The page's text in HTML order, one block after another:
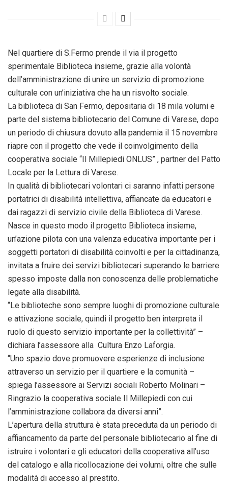
Nel quartiere di S.Fermo prende il via il progetto
sperimentale Biblioteca insieme, grazie alla volontà
dell’amministrazione di unire un servizio di promozione
culturale con un’iniziativa che ha un risvolto sociale.
La biblioteca di San Fermo, depositaria di 18 mila volumi e
parte del sistema bibliotecario del Comune di Varese, dopo
un periodo di chiusura dovuto alla pandemia il 15 novembre
riapre con il progetto che vede il coinvolgimento della
cooperativa sociale “Il Millepiedi ONLUS” , partner del Patto
Locale per la Lettura di Varese.
In qualità di bibliotecari volontari ci saranno infatti persone
portatrici di disabilità intellettiva, affiancate da educatori e
dai ragazzi di servizio civile della Biblioteca di Varese.
Nasce in questo modo il progetto Biblioteca insieme,
un’azione pilota con una valenza educativa importante per i
soggetti portatori di disabilità coinvolti e per la cittadinanza,
invitata a fruire dei servizi bibliotecari superando le barriere
spesso imposte dalla non conoscenza delle problematiche
legate alla disabilità.
“Le biblioteche sono sempre luoghi di promozione culturale
e attivazione sociale, quindi il progetto ben interpreta il
ruolo di questo servizio importante per la collettività” –
dichiara l’assessore alla Cultura Enzo Laforgia.
“Uno spazio dove promuovere esperienze di inclusione
attraverso un servizio per il quartiere e la comunità –
spiega l’assessore ai Servizi sociali Roberto Molinari –
Ringrazio la cooperativa sociale Il Millepiedi con cui
l’amministrazione collabora da diversi anni”.
L’apertura della struttura è stata preceduta da un periodo di
affiancamento da parte del personale bibliotecario al fine di
istruire i volontari e gli educatori della cooperativa all’uso
del catalogo e alla ricollocazione dei volumi, oltre che sulle
modalità di accesso al prestito.